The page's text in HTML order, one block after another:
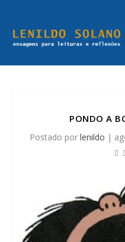
PONDO A
Postado por lenildo |